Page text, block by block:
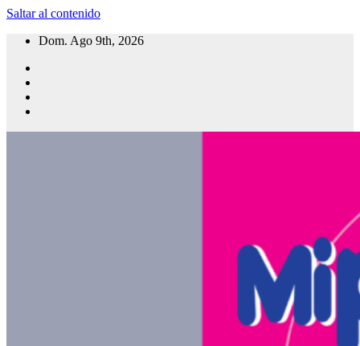
Saltar al contenido
Dom. Ago 9th, 2026